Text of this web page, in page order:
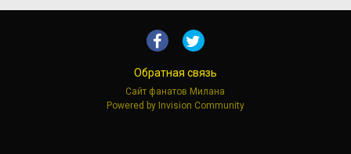
Обратная связь
Сайт фанатов Милана
Powered by Invision Community